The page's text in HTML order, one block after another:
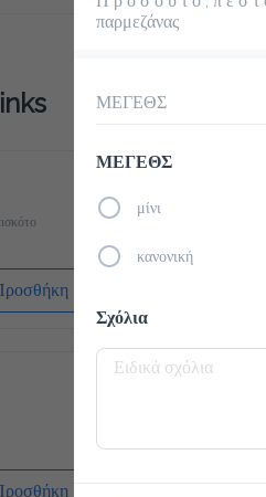
και είναι άνευ παρμεζάνας
ΜΕΓΕΘΣ
ΜΕΓΕΘΣ
μίνι
κανονική
Σχόλια